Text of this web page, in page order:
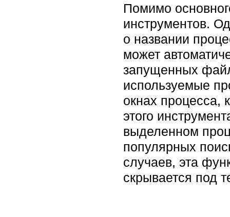
Помимо
инструментов.
о названии
может
запущенных
используемые
окнах процесса,
этого
выделенном
популярных
случаев, эта
скрывается под